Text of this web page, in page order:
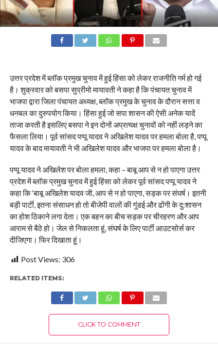
उत्तर प्रदेश में ब्लॉक प्रमुख चुनाव में हुई हिंसा को लेकर राजनीति गर्म हो गई
है। शुक्रवार को बसपा सुप्रीमो मायावती ने कहा है कि पंचायत चुनाव में
भाजपा द्वारा जिला पंचायत अध्यक्ष, ब्लॉक प्रमुख के चुनाव के दौरान सत्ता व
धनबल का दुरुपयोग किया। हिंसा हुई जो सपा शासन की ऐसी अनेक यादें
ताजा करती है इसलिए बसपा ने इन दोनों अप्रत्यक्ष चुनावों को नहीं लड़ने का
फैसला लिया। पूर्व सांसद पप्पू यादव ने अखिलेश यादव पर हमला बोला है, पप्पू
यादव के बाद मायावती ने भी अखिलेश यादव और भाजपा पर हमला बोला है।
पप्पू यादव ने अखिलेश पर बोला हमला, कहा – बाबू आप से न हो पाएगा उत्तर
प्रदेश में ब्लॉक प्रमुख चुनाव में हुई हिंसा को लेकर पूर्व सांसद पप्पू यादव ने
कहा कि ‘बाबू अखिलेश यादव जी, आप से न हो पाएगा, सड़क पर संघर्ष। इतनी
बड़ी पार्टी, इतना संसाधन हो तो बीजेपी वालों की गुंडई और ढोंगी के दु:शासन
का होश ठिकाने लगा देता। एक बहन का बीच सड़क पर चीरहरण और आप
आराम से बैठे हो। जेल से निकलता हूं, संघर्ष के लिए पार्टी आउटसोर्स कर
दीजिएगा। फिर दिखाता हूं।
Post Views: 306
RELATED ITEMS:
CLICK TO COMMENT